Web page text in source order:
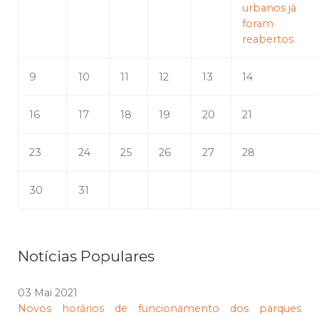
urbanos já
foram
reabertos
9 10 11 12 13 14
16 17 18 19 20 21
23 24 25 26 27 28
30 31
Notícias Populares
03 Mai 2021
Novos horários de funcionamento dos parques